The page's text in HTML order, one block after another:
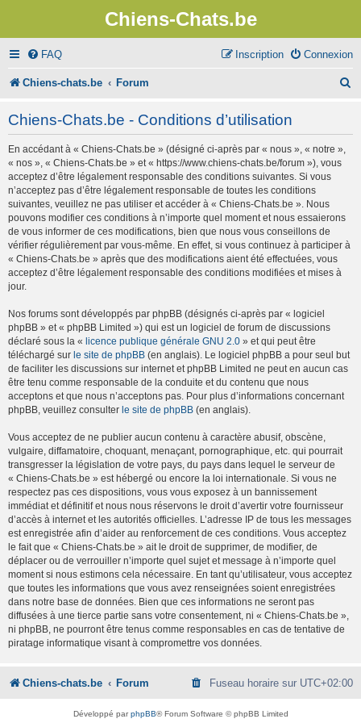
Chiens-Chats.be
FAQ Connexion
Inscription
Chiens-chats.be Forum
Chiens-Chats.be - Conditions d’utilisation
En accédant à « Chiens-Chats.be » (désigné ci-après par « nous », « notre »,
« nos », « Chiens-Chats.be » et « https://www.chiens-chats.be/forum »), vous
acceptez d’être légalement responsable des conditions suivantes. Si vous
n’acceptez pas d’être légalement responsable de toutes les conditions
suivantes, veuillez ne pas utiliser et accéder à « Chiens-Chats.be ». Nous
pouvons modifier ces conditions à n’importe quel moment et nous essaierons
de vous informer de ces modifications, bien que nous vous conseillons de
vérifier régulièrement par vous-même. En effet, si vous continuez à participer à
« Chiens-Chats.be » après que des modifications aient été effectuées, vous
acceptez d’être légalement responsable des conditions modifiées et mises à
jour.
Nos forums sont développés par phpBB (désignés ci-après par « logiciel
phpBB » et « phpBB Limited ») qui est un logiciel de forum de discussions
déclaré sous la « licence publique générale GNU 2.0 » et qui peut être
téléchargé sur le site de phpBB (en anglais). Le logiciel phpBB a pour seul but
de faciliter les discussions sur internet et phpBB Limited ne peut en aucun cas
être tenu comme responsable de la conduite et du contenu que nous
acceptons et que nous n’acceptons pas. Pour plus d’informations concernant
phpBB, veuillez consulter le site de phpBB (en anglais).
Vous acceptez de ne publier aucun contenu à caractère abusif, obscène,
vulgaire, diffamatoire, choquant, menaçant, pornographique, etc. qui pourrait
transgresser la législation de votre pays, du pays dans lequel le serveur de
« Chiens-Chats.be » est hébergé ou encore la loi internationale. Si vous ne
respectez pas ces dispositions, vous vous exposez à un bannissement
immédiat et définitif et nous nous réservons le droit d’avertir votre fournisseur
d’accès à internet et les autorités officielles. L’adresse IP de tous les messages
est enregistrée afin d’aider au renforcement de ces conditions. Vous acceptez
le fait que « Chiens-Chats.be » ait le droit de supprimer, de modifier, de
déplacer ou de verrouiller n’importe quel sujet et message à n’importe quel
moment si nous estimons cela nécessaire. En tant qu’utilisateur, vous acceptez
que toutes les informations que vous avez renseignées soient enregistrées
dans notre base de données. Bien que ces informations ne seront pas
diffusées à une tierce partie sans votre consentement, ni « Chiens-Chats.be »,
ni phpBB, ne pourront être tenus comme responsables en cas de tentative de
piratage informatique visant à compromettre vos données.
Chiens-chats.be Forum Fuseau horaire sur UTC+02:00
Développé parphpBB® Forum Software © phpBB Limited